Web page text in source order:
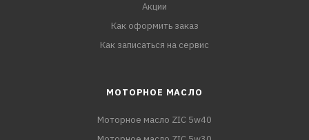
Акции
Как оформить заказ
Как записаться на сервис
МОТОРНОЕ МАСЛО
Моторное масло ZIC 5w40